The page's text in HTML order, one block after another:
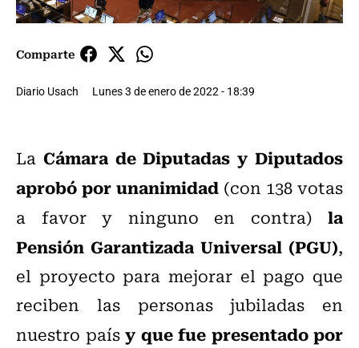
Comparte
Diario Usach Lunes 3 de enero de 2022 - 18:39
La Cámara de Diputadas y Diputados
aprobó por unanimidad (con 138 votas
a favor y ninguno en contra) la
Pensión Garantizada Universal (PGU),
el proyecto para mejorar el pago que
reciben las personas jubiladas en
nuestro paísy que fue presentado por